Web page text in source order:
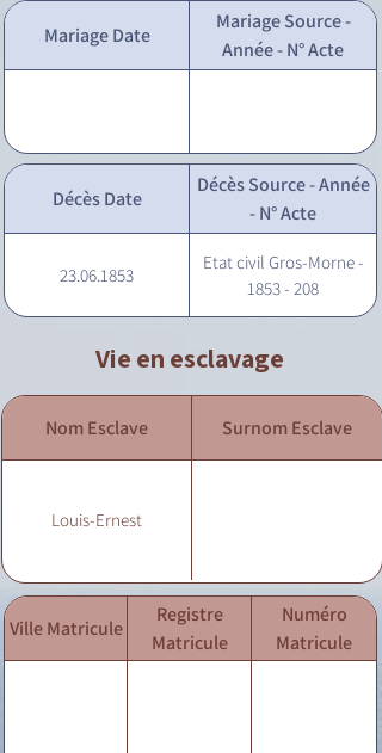
Mariage Date
Mariage Source -
Année - N° Acte
Décès Date
Décès Source - Année
- N° Acte
23.06.1853
Etat civil Gros-Morne -
1853 - 208
Vie en esclavage
Nom Esclave Surnom Esclave
Louis-Ernest
Ville Matricule
Registre
Matricule
Numéro
Matricule